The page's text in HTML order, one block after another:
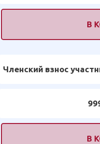
В
Членский взнос
В